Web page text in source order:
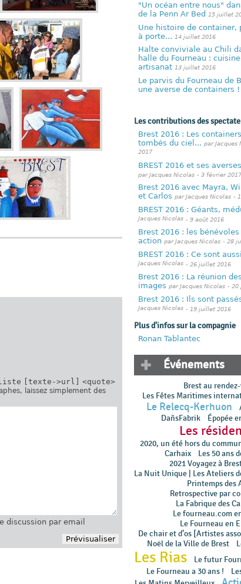
[texte->url]
<quote>
laissez simplement des
discussion par email
"Un océan entre nous"
de la Penn Ar Bed 15 juillet
Une histoire de container,
à porte... 14 juillet 2016
Halte conviviale au Chili
halle du Fourneau :
artisanat 13 juillet 2016
Le parvis du Fourneau de
une averse de containers !
Les contributions des
Brest 2016 : Les
tombés du ciel... par Jacques
2017
BREST 2016 et ses
par Jacques Nicolas - 3 février 2017
Brest 2016 avec Mayra,
et Carlos par Jacques Nicolas -
BREST 2016 : Géants,
Jacques Nicolas - 9 août 2016
Brest 2016 : les bénévoles
action par Jacques Nicolas - 28
BREST 2016 : Ce sont
Jacques Nicolas - 26 juillet 2016
Brest 2016 : La réunion
images par Jacques Nicolas - 20
Brest 2016 : Ils sont
Jacques Nicolas - 19 juillet 2016
Plus d'infos sur la compagnie
Ronan Tablantec
Événements
Brest au
Les Fêtes Maritimes
Le Relecq-Kerhuon
DañsFabrik
Épopée
Les
2020, un été hors du
Carhaix
Les 50 ans
2021 Voyagez à
La Nuit Unique | Les Ateliers
Printemps des
Retrospective par
La Fabrique des
Le fourneau.com
Le Fourneau en
De chair et d’os [Artistes
Noël de la Ville de Brest
Les Rias
Le futur
Le Fourneau a 30 ans !